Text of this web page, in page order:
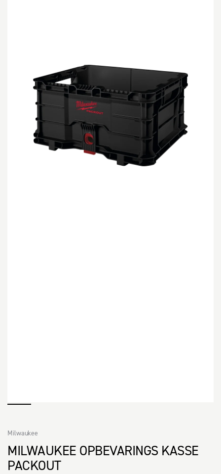
MILWAUKEE OPBEVARINGS KASSE
PACKOUT
Milwaukee